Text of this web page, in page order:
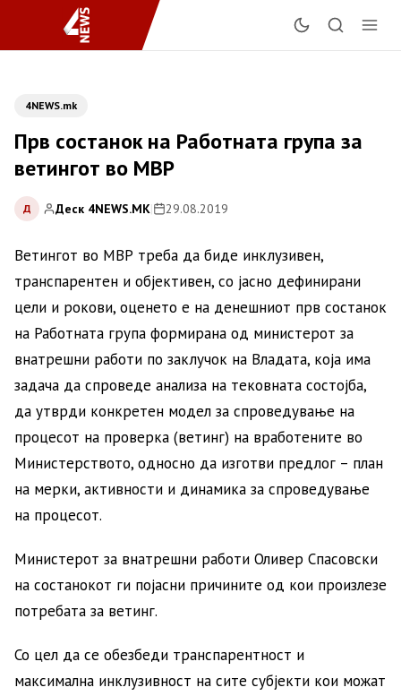
4NEWS.mk
Прв состанок на Работната група за
ветингот во МВР
Д Деск 4NEWS.MK| 29.08.2019
Ветингот во МВР треба да биде инклузивен,
транспарентен и објективен, со јасно дефинирани
цели и рокови, оценето е на денешниот прв состанок
на Работната група формирана од министерот за
внатрешни работи по заклучок на Владата, која има
задача да спроведе анализа на тековната состојба,
да утврди конкретен модел за спроведување на
процесот на проверка (ветинг) на вработените во
Министерството, односно да изготви предлог – план
на мерки, активности и динамика за спроведување
на процесот.
Министерот за внатрешни работи Оливер Спасовски
на состанокот ги појасни причините од кои произлезе
потребата за ветинг.
Со цел да се обезбеди транспарентност и
максимална инклузивност на сите субјекти кои можат